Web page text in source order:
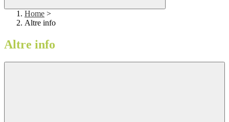
Home >
Altre info
Altre info